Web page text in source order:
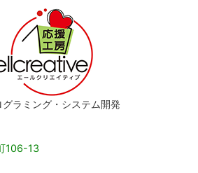
ラミング・システム開発
106-13